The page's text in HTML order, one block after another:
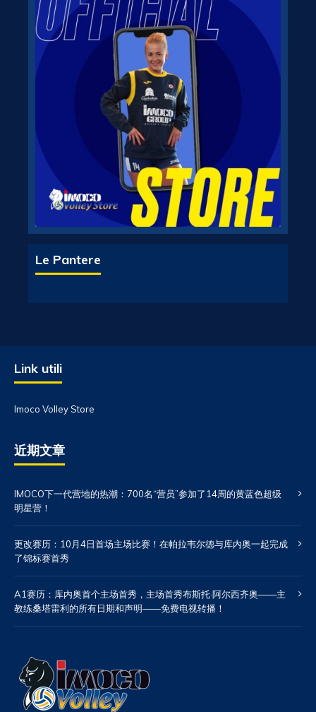
Le Pantere
Link utili
Imoco Volley Store
近期文章
IMOCO下一代营地的热潮：700名“营员”参加了14周的黄蓝色超级
明星营！
更改赛历：10月4日首场主场比赛！在帕拉韦尔德与库内奥一起完成
了锦标赛首秀
A1赛历：库内奥首个主场首秀，主场首秀布斯托·阿尔西齐奥——主
教练桑塔雷利的所有日期和声明——免费电视转播！